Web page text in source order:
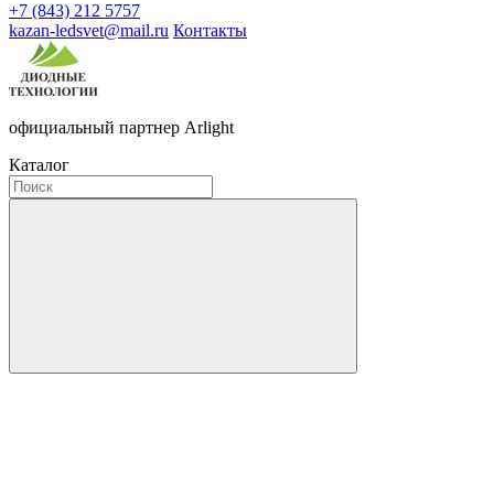
+7 (843) 212 5757
kazan-ledsvet@mail.ru Контакты
официальный партнер Arlight
Каталог